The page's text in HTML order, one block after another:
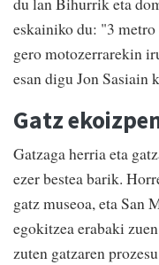
eskainiko du: "3
gero motozerrarekin
esan digu Jon Sasiain
Gatz
Gatzaga herria eta
ezer bestea barik.
gatz museoa, eta San
egokitzea erabaki
zuten gatzaren